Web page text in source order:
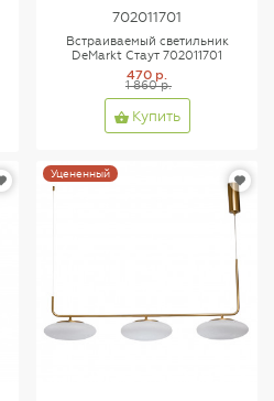
702011701
Встраиваемый светильник
DeMarkt Стаут 702011701
470 р.
1 860 р.
Купить
Уцененный